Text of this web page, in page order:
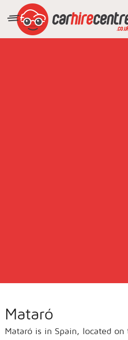
Mataró
Mataró is in Spain, located on